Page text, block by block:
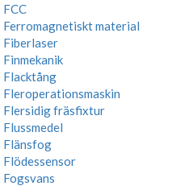
FCC
Ferromagnetiskt material
Fiberlaser
Finmekanik
Flacktång
Fleroperationsmaskin
Flersidig fräsfixtur
Flussmedel
Flänsfog
Flödessensor
Fogsvans